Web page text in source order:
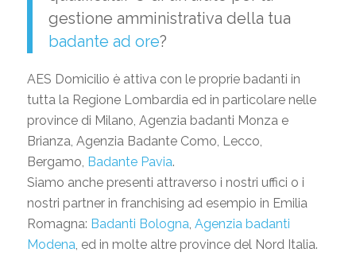
gestione amministrativa della tua
badante ad ore?
AES Domicilio è attiva con le proprie badanti in
tutta la Regione Lombardia ed in particolare nelle
province di Milano, Agenzia badanti Monza e
Brianza, Agenzia Badante Como, Lecco,
Bergamo, Badante Pavia.
Siamo anche presenti attraverso i nostri uffici o i
nostri partner in franchising ad esempio in Emilia
Romagna: Badanti Bologna, Agenzia badanti
Modena, ed in molte altre province del Nord Italia.